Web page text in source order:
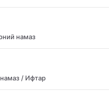
намаз
/ Ифтар